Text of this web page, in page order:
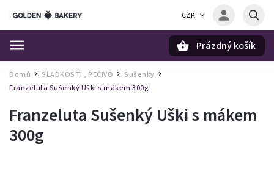
CZK
Prázdný košík
Domů / SLADKOSTI , PEČIVO / Sušenky
Franzeluta Sušenký Uški s mákem 300g
Franzeluta Sušenký Uški s mákem
300g